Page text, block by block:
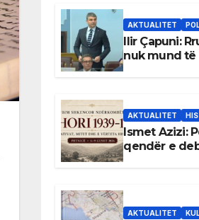
AKTUALITET
Ilir Çapuni:
nuk mund
AKTUALITET
Ismet Azizi:
qendër e
AKTUALITET